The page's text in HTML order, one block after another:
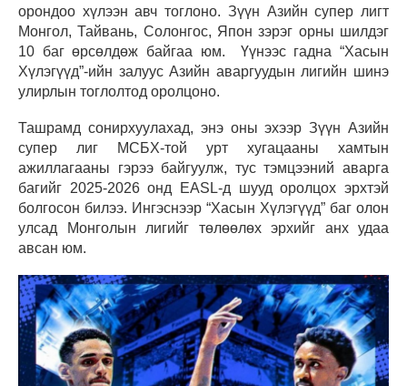
орондоо хүлээн авч тоглоно. Зүүн Азийн супер лигт
Монгол, Тайвань, Солонгос, Япон зэрэг орны шилдэг
10 баг өрсөлдөж байгаа юм. Үүнээс гадна “Хасын
Хүлэгүүд”-ийн залуус Азийн аваргуудын лигийн шинэ
улирлын тоглолтод оролцоно.
Ташрамд сонирхуулахад, энэ оны эхээр Зүүн Азийн
супер лиг МСБХ-той урт хугацааны хамтын
ажиллагааны гэрээ байгуулж, тус тэмцээний аварга
багийг 2025-2026 онд EASL-д шууд оролцох эрхтэй
болгосон билээ. Ингэснээр “Хасын Хүлэгүүд” баг олон
улсад Монголын лигийг төлөөлөх эрхийг анх удаа
авсан юм.